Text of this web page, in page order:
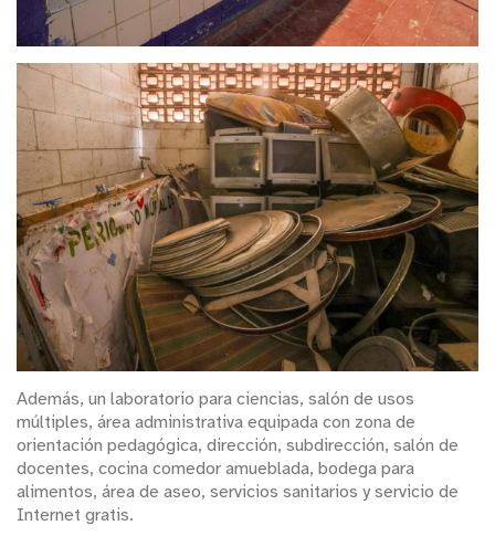
Además, un laboratorio para ciencias, salón de usos
múltiples, área administrativa equipada con zona de
orientación pedagógica, dirección, subdirección, salón de
docentes, cocina comedor amueblada, bodega para
alimentos, área de aseo, servicios sanitarios y servicio de
Internet gratis.